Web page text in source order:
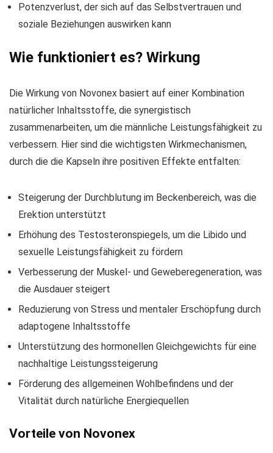
Potenzverlust, der sich auf das Selbstvertrauen und
soziale Beziehungen auswirken kann
Wie funktioniert es? Wirkung
Die Wirkung von Novonex basiert auf einer Kombination
natürlicher Inhaltsstoffe, die synergistisch
zusammenarbeiten, um die männliche Leistungsfähigkeit zu
verbessern. Hier sind die wichtigsten Wirkmechanismen,
durch die die Kapseln ihre positiven Effekte entfalten:
Steigerung der Durchblutung im Beckenbereich, was die
Erektion unterstützt
Erhöhung des Testosteronspiegels, um die Libido und
sexuelle Leistungsfähigkeit zu fördern
Verbesserung der Muskel- und Geweberegeneration, was
die Ausdauer steigert
Reduzierung von Stress und mentaler Erschöpfung durch
adaptogene Inhaltsstoffe
Unterstützung des hormonellen Gleichgewichts für eine
nachhaltige Leistungssteigerung
Förderung des allgemeinen Wohlbefindens und der
Vitalität durch natürliche Energiequellen
Vorteile von Novonex